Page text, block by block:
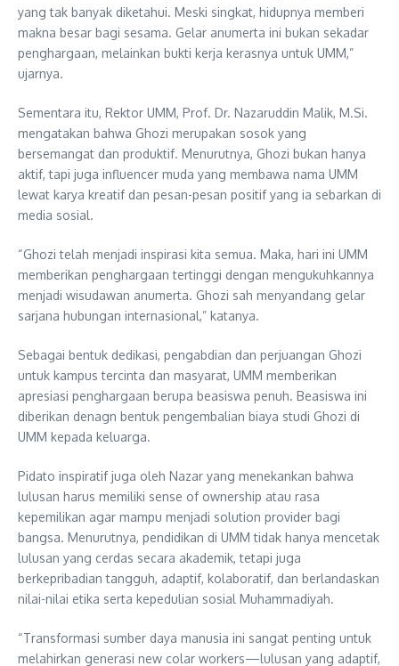
yang tak banyak diketahui. Meski singkat, hidupnya memberi
makna besar bagi sesama. Gelar anumerta ini bukan sekadar
penghargaan, melainkan bukti kerja kerasnya untuk UMM,”
ujarnya.
Sementara itu, Rektor UMM, Prof. Dr. Nazaruddin Malik, M.Si.
mengatakan bahwa Ghozi merupakan sosok yang
bersemangat dan produktif. Menurutnya, Ghozi bukan hanya
aktif, tapi juga influencer muda yang membawa nama UMM
lewat karya kreatif dan pesan-pesan positif yang ia sebarkan di
media sosial.
“Ghozi telah menjadi inspirasi kita semua. Maka, hari ini UMM
memberikan penghargaan tertinggi dengan mengukuhkannya
menjadi wisudawan anumerta. Ghozi sah menyandang gelar
sarjana hubungan internasional,” katanya.
Sebagai bentuk dedikasi, pengabdian dan perjuangan Ghozi
untuk kampus tercinta dan masyarat, UMM memberikan
apresiasi penghargaan berupa beasiswa penuh. Beasiswa ini
diberikan denagn bentuk pengembalian biaya studi Ghozi di
UMM kepada keluarga.
Pidato inspiratif juga oleh Nazar yang menekankan bahwa
lulusan harus memiliki sense of ownership atau rasa
kepemilikan agar mampu menjadi solution provider bagi
bangsa. Menurutnya, pendidikan di UMM tidak hanya mencetak
lulusan yang cerdas secara akademik, tetapi juga
berkepribadian tangguh, adaptif, kolaboratif, dan berlandaskan
nilai-nilai etika serta kepedulian sosial Muhammadiyah.
“Transformasi sumber daya manusia ini sangat penting untuk
melahirkan generasi new colar workers—lulusan yang adaptif,